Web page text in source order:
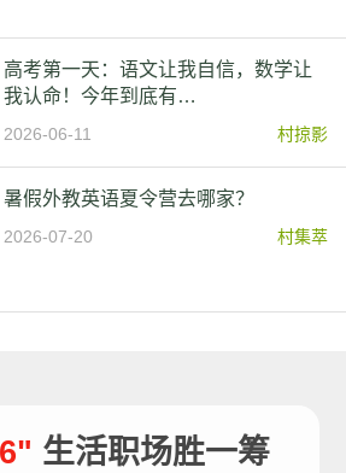
高考第一天：语文让我自信，数学让
我认命！今年到底有…
2026-06-11 村掠影
暑假外教英语夏令营去哪家？
2026-07-20 村集萃
生活职场胜一筹